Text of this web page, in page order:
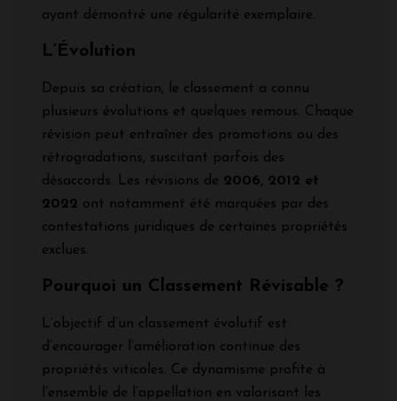
ayant démontré une régularité exemplaire.
L’Évolution
Depuis sa création, le classement a connu
plusieurs évolutions et quelques remous. Chaque
révision peut entraîner des promotions ou des
rétrogradations, suscitant parfois des
désaccords. Les révisions de 2006, 2012 et
2022 ont notamment été marquées par des
contestations juridiques de certaines propriétés
exclues.
Pourquoi un Classement Révisable ?
L’objectif d’un classement évolutif est
d’encourager l’amélioration continue des
propriétés viticoles. Ce dynamisme profite à
l’ensemble de l’appellation en valorisant les